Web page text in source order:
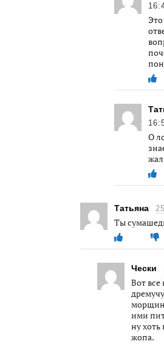
О
Татьяна
Ты
Чески
Вот
ими
ну
жопа.